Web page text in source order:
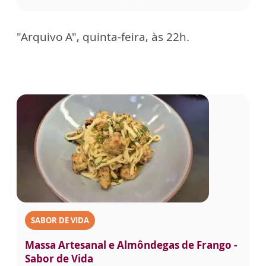
"Arquivo A", quinta-feira, às 22h.
SABOR DE VIDA
Massa Artesanal e Almôndegas de Frango -
Sabor de Vida